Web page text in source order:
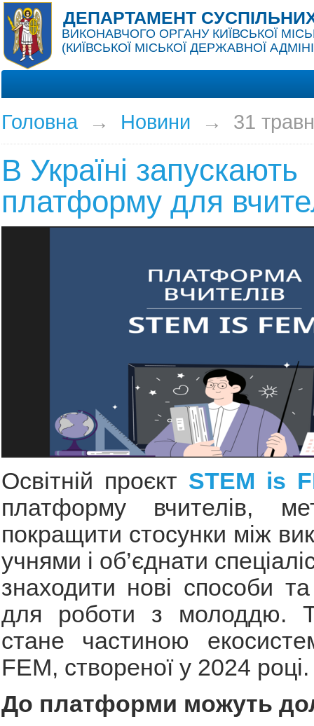
ДЕПАРТАМЕНТ
ВИКОНАВЧОГО ОРГАНУ КИЇВСЬКОЇ
(КИЇВСЬКОЇ МІСЬКОЇ ДЕРЖАВНОЇ
Головна→ Новини → 31
В Україні запускають
платформу для
Освітній проєкт STEM is
платформу вчителів,
покращити стосунки між
учнями і об’єднати
знаходити нові способи
для роботи з молоддю.
стане частиною
FEM, створеної у 2024 році.
До платформи можуть